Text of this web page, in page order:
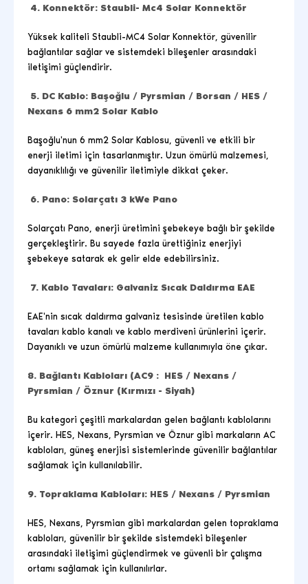
4. Konnektör: Staubli- Mc4 Solar Konnektör
Yüksek kaliteli Staubli-MC4 Solar Konnektör, güvenilir
bağlantılar sağlar ve sistemdeki bileşenler arasındaki
iletişimi güçlendirir.
5. DC Kablo: Başoğlu / Pyrsmian / Borsan / HES /
Nexans 6 mm2 Solar Kablo
Başoğlu'nun 6 mm2 Solar Kablosu, güvenli ve etkili bir
enerji iletimi için tasarlanmıştır. Uzun ömürlü malzemesi,
dayanıklılığı ve güvenilir iletimiyle dikkat çeker.
6. Pano: Solarçatı 3 kWe Pano
Solarçatı Pano, enerji üretimini şebekeye bağlı bir şekilde
gerçekleştirir. Bu sayede fazla ürettiğiniz enerjiyi
şebekeye satarak ek gelir elde edebilirsiniz.
7. Kablo Tavaları: Galvaniz Sıcak Daldırma EAE
EAE'nin sıcak daldırma galvaniz tesisinde üretilen kablo
tavaları kablo kanalı ve kablo merdiveni ürünlerini içerir.
Dayanıklı ve uzun ömürlü malzeme kullanımıyla öne çıkar.
8. Bağlantı Kabloları (AC9 : HES / Nexans /
Pyrsmian / Öznur (Kırmızı - Siyah)
Bu kategori çeşitli markalardan gelen bağlantı kablolarını
içerir. HES, Nexans, Pyrsmian ve Öznur gibi markaların AC
kabloları, güneş enerjisi sistemlerinde güvenilir bağlantılar
sağlamak için kullanılabilir.
9. Topraklama Kabloları: HES / Nexans / Pyrsmian
HES, Nexans, Pyrsmian gibi markalardan gelen topraklama
kabloları, güvenilir bir şekilde sistemdeki bileşenler
arasındaki iletişimi güçlendirmek ve güvenli bir çalışma
ortamı sağlamak için kullanılırlar.